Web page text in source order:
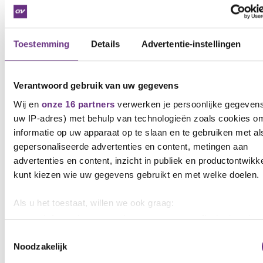
Toestemming Details Advertentie-instellingen
Verantwoord gebruik van uw gegevens
Wij en onze 16 partners verwerken je persoonlijke
uw IP-adres) met behulp van technologieën zoals cookies
informatie op uw apparaat op te slaan en te gebruiken met
gepersonaliseerde advertenties en content, metingen aan
advertenties en content, inzicht in publiek en
kunt kiezen wie uw gegevens gebruikt en met welke doelen.
Als u het toestaat, willen we ook graag:
Informatie verzamelen over uw geografische locatie,
Uw apparaat identificeren door het actief te scannen
Noodzakelijk
2022, structurele afspraken maken.
Vragen/opmerkingen/stemmen ?
Wallaard via 06-20471892 of
m.wallaard@cnvvakmensen.nlWe nodigen je ook uit
om voor 15 november 12 uur aan te geven of je kan
instemmen met deze aanpassingen.
Downloads
(.pdf)